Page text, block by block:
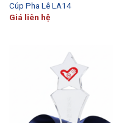
Cúp Pha Lê LA14
Giá liên hệ